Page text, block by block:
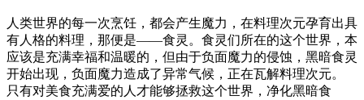
人类世界的每一次烹饪，都会产生魔力，在料理次元孕育出具
有人格的料理，那便是——食灵。食灵们所在的这个世界，本
应该是充满幸福和温暖的，但由于负面魔力的侵蚀，黑暗食灵
开始出现，负面魔力造成了异常气候，正在瓦解料理次元。
只有对美食充满爱的人才能够拯救这个世界，净化黑暗食